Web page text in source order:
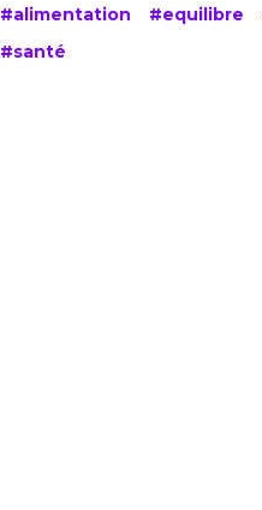
#alimentation #equilibre
#santé